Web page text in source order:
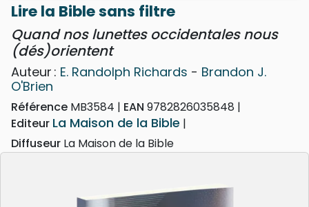
Lire la Bible sans filtre
Quand nos lunettes occidentales nous
(dés)orientent
Auteur : E. Randolph Richards - Brandon J.
O'Brien
Référence MB3584 EAN 9782826035848
Editeur La Maison de la Bible
Diffuseur La Maison de la Bible